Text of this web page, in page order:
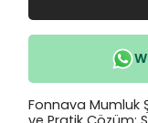
Fonnava Mumluk